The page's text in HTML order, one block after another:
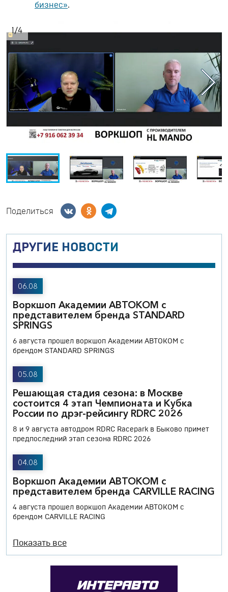
бизнес».
1/4
Поделиться
ДРУГИЕ НОВОСТИ
06.08
Воркшоп Академии АВТОКОМ с
представителем бренда STANDARD
SPRINGS
6 августа прошел воркшоп Академии АВТОКОМ с
брендом STANDARD SPRINGS
05.08
Решающая стадия сезона: в Москве
состоится 4 этап Чемпионата и Кубка
России по дрэг-рейсингу RDRC 2026
8 и 9 августа автодром RDRC Racepark в Быково примет
предпоследний этап сезона RDRC 2026
04.08
Воркшоп Академии АВТОКОМ с
представителем бренда CARVILLE RACING
4 августа прошел воркшоп Академии АВТОКОМ с
брендом CARVILLE RACING
Показать все